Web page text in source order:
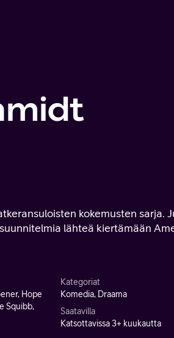
kokemusten sarja.
lähteä kiertämään
Hope
Squibb,
Kategoriat
Komedia, Draama
Saatavilla
Katsottavissa 3+ kuukautta